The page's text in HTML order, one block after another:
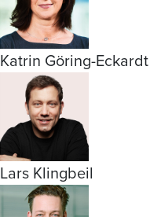
Katrin Göring-Eckardt
Lars Klingbeil